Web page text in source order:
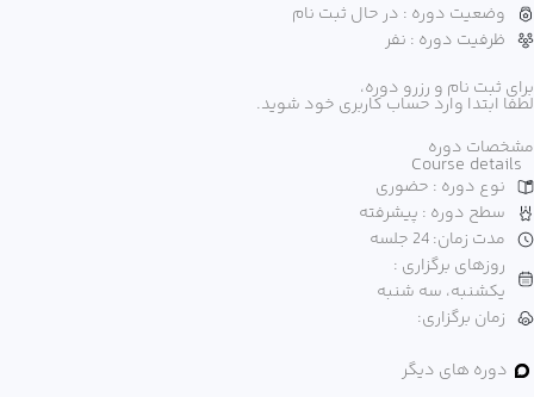
وضعیت دوره : در حال ثبت نام
ظرفیت دوره : نفر
برای ثبت نام و رزرو دوره،
لطفا ابتدا وارد حساب کاربری خود شوید.
مشخصات دوره
Course details
نوع دوره : حضوری
سطح دوره : پیشرفته
مدت زمان: 24 جلسه
روزهای برگزاری :
یکشنبه، سه شنبه
زمان برگزاری:
دوره های دیگر